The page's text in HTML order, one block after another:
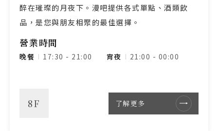
醉在璀璨的月夜下。漫吧提供各式單點、酒類飲
品，是您與朋友相聚的最佳選擇。
營業時間
晚餐 17:30 - 21:00 宵夜 21:00 - 00:00
8F 了解更多